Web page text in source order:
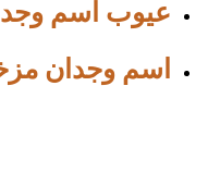
عيوب اسم
اسم وجدان